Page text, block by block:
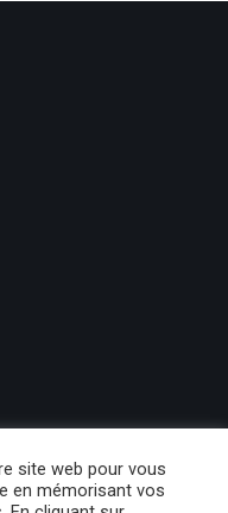
site web pour vous
en mémorisant vos